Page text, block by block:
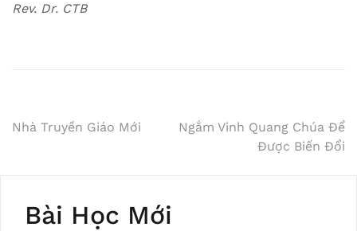
Rev. Dr. CTB
Post
Nhà Truyền Giáo Mới
Ngắm Vinh Quang Chúa Để
Được Biến Đổi
Bài Học Mới